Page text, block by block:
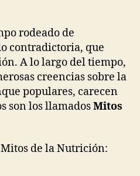
Nutrición.
Parte
VIII.
rodeado de
contradictoria, que
A lo largo del tiempo,
creencias sobre la
populares, carecen
son los llamadosMitos
de la Nutrición: